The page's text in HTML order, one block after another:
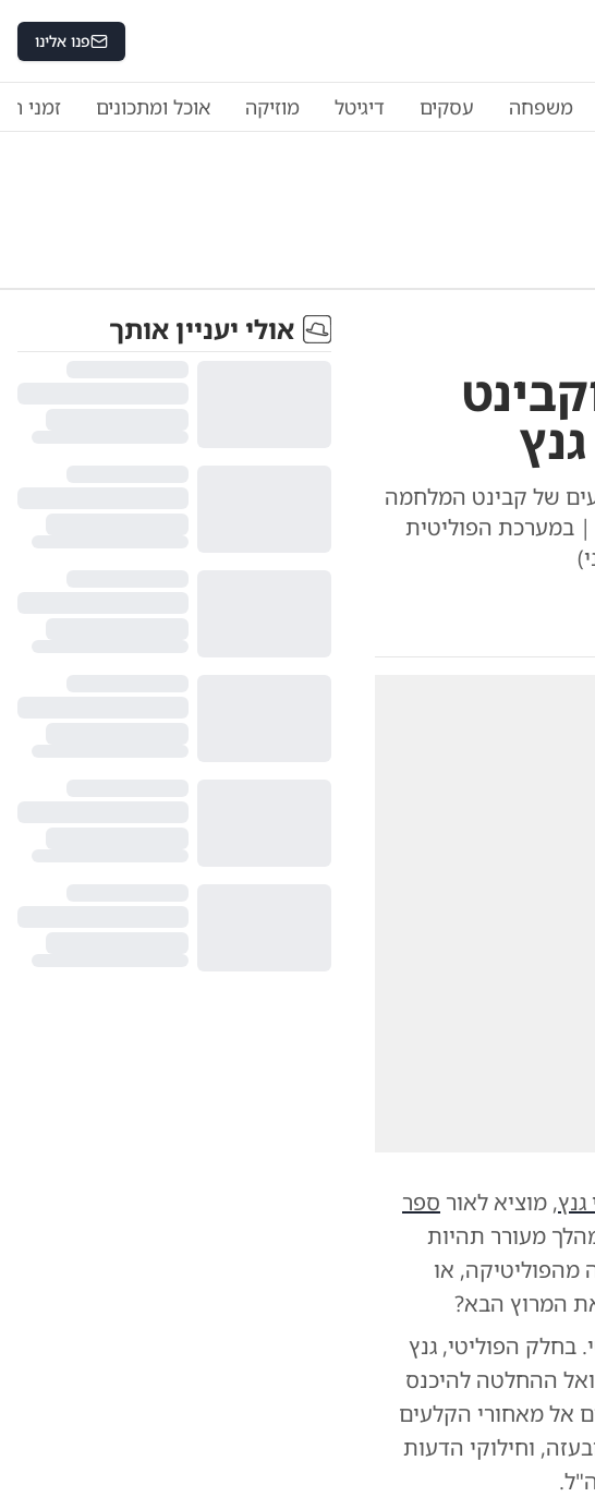
פנו אלינו
משפחה עסקים דיגיטל מוזיקה אוכל ומתכונים זמני
של קבינט המלחמה
| במערכת הפוליטית
גנץ, מוציא לאור ספר
מעורר תהיות
או
המרוץ הבא?
בחלק הפוליטי, גנץ
חוזר אל הדרמה הציבורית של השבעה באוקטובר 2023 ואל ההחלטה להיכנס
אל מאחורי הקלעים
וחילוקי הדעות
אולי יעניין אותך